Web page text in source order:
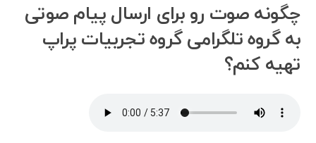
چگونه صوت رو برای ارسال پیام صوتی
به گروه تلگرامی گروه تجربیات پراپ
تهیه کنم؟